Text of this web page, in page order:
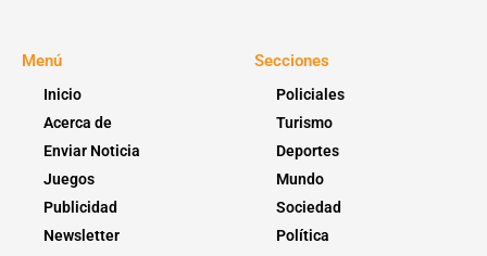
Menú
Inicio
Acerca de
Enviar Noticia
Juegos
Publicidad
Newsletter
Secciones
Policiales
Turismo
Deportes
Mundo
Sociedad
Política